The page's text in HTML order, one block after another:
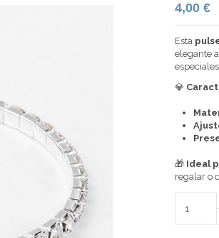
4,00 €
Esta
elegante
💎
🎁 Ideal
regalar o